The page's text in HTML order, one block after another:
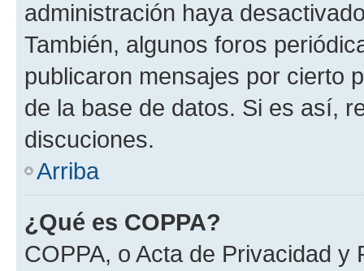
administración haya
También, algunos foros
publicaron mensajes por cierto
de la base de datos. Si es así,
discuciones.
Arriba
¿Qué es COPPA?
COPPA, o Acta de Privacidad